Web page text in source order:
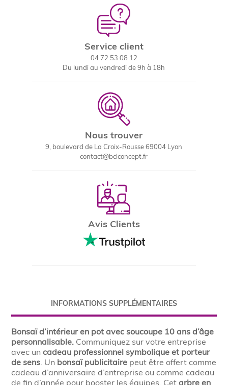
Service client
04 72 53 08 12
Du lundi au vendredi de 9h à 18h
Nous trouver
9, boulevard de La Croix-Rousse 69004 Lyon
contact@bclconcept.fr
Avis Clients
INFORMATIONS SUPPLÉMENTAIRES
Bonsaï d’intérieur en pot avec soucoupe 10 ans d’âge
personnalisable. Communiquez sur votre entreprise
avec uncadeau professionnel symbolique et porteur
de sens. Un bonsaï publicitaire peut être offert comme
cadeau d’anniversaire d’entreprise ou comme cadeau
de fin d’année pour booster les équipes. Cetarbre en